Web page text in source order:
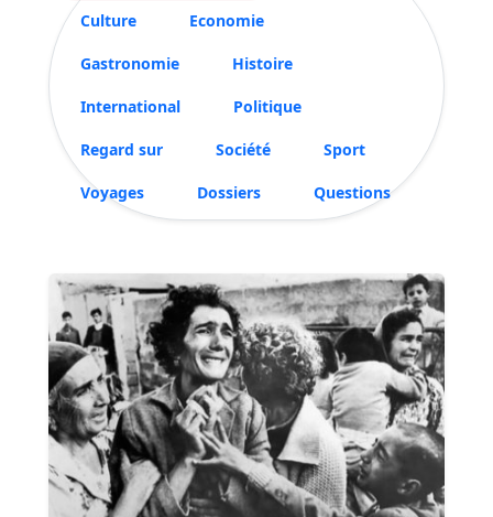
Culture Economie
Gastronomie Histoire
International Politique
Regard sur Société Sport
Voyages Dossiers Questions